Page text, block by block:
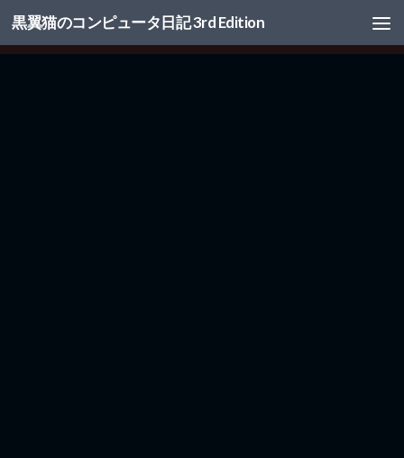
コンテンツへスキップ
黒翼猫のコンピュータ日記 3rd Edition